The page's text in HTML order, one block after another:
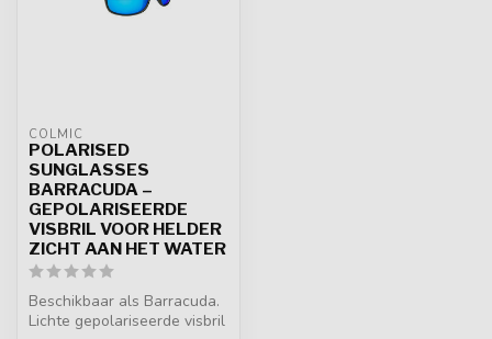
COLMIC
POLARISED
SUNGLASSES
BARRACUDA –
GEPOLARISEERDE
VISBRIL VOOR HELDER
ZICHT AAN HET WATER
Beschikbaar als Barracuda.
Lichte gepolariseerde visbril